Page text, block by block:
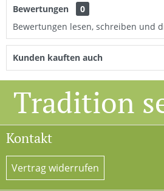
Bewertungen
0
Bewertungen lesen, schreiben und
Kunden kauften auch
Tradition
Kontakt
Vertrag widerrufen